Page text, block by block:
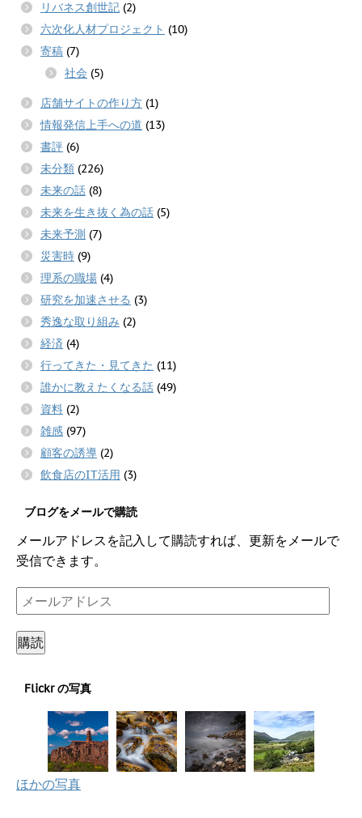
リバネス創世記 (2)
六次化人材プロジェクト (10)
寄稿 (7)
社会 (5)
店舗サイトの作り方 (1)
情報発信上手への道 (13)
書評 (6)
未分類 (226)
未来の話 (8)
未来を生き抜く為の話 (5)
未来予測 (7)
災害時 (9)
理系の職場 (4)
研究を加速させる (3)
秀逸な取り組み (2)
経済 (4)
行ってきた・見てきた (11)
誰かに教えたくなる話 (49)
資料 (2)
雑感 (97)
顧客の誘導 (2)
飲食店のIT活用 (3)
ブログをメールで購読
メールアドレスを記入して購読すれば、更新をメールで
受信できます。
メ
ー
ル
ア
レ
購読
Flickr の写真
ほかの写真